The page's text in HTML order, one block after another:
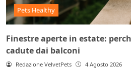
Pets Healthy
Finestre aperte in estate:
cadute dai balconi
Redazione VelvetPets 4 Agosto 2026